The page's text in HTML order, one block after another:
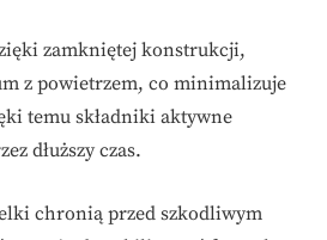
zamkniętej konstrukcji,
z powietrzem, co minimalizuje
temu składniki aktywne
dłuższy czas.
chronią przed szkodliwym